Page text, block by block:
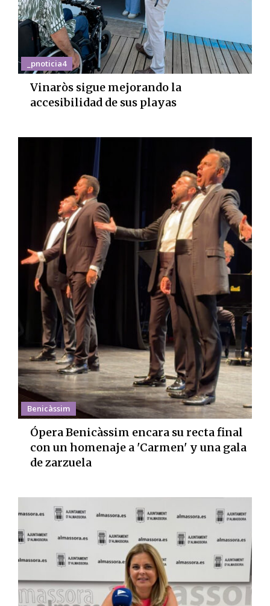
_pnoticia4
Vinaròs sigue mejorando la
accesibilidad de sus playas
Benicàssim
Ópera Benicàssim encara su recta final
con un homenaje a 'Carmen' y una gala
de zarzuela